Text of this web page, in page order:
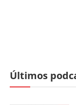
Últimos